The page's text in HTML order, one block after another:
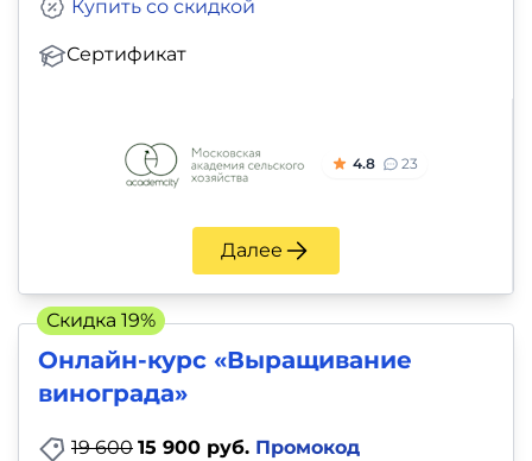
Сертификат
Купить со скидкой
4.8 23
Далее
Онлайн-курс «Выращивание
винограда»
19 600 15 900 руб. Промокод
Скидка 19%